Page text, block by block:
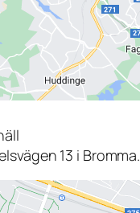
13 i Bromma.